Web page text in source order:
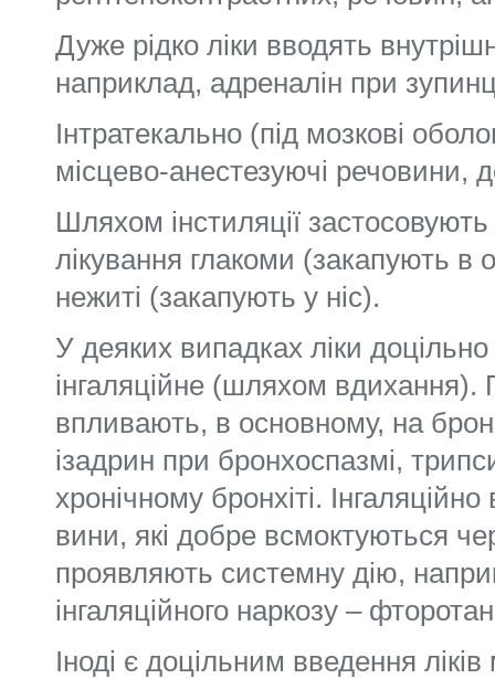
Дуже рідко ліки вводять
наприклад, адре­налін при
Інтратекально (під мозкові
місцево-анестезуючі речовини,
Шляхом інстиляції
лікування глакоми (закапують в
нежиті (закапують у ніс).
У деяких випадках ліки
інгаляційне (шляхом
впливають, в основному, на
ізадрин при бронхоспазмі,
хронічному бронхіті.
вини, які добре всмоктуються
проявляють системну дію,
інгаляційного наркозу –
Іноді є доцільним введення